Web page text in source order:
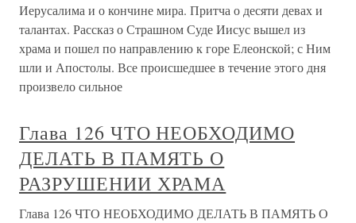
Иерусалима и о кончине мира. Притча о десяти девах и
талантах. Рассказ о Страшном Суде Иисус вышел из
храма и пошел по направлению к горе Елеонской; с Ним
шли и Апостолы. Все происшедшее в течение этого дня
произвело сильное
Глава 126 ЧТО НЕОБХОДИМО
ДЕЛАТЬ В ПАМЯТЬ О
РАЗРУШЕНИИ ХРАМА
Глава 126 ЧТО НЕОБХОДИМО ДЕЛАТЬ В ПАМЯТЬ О